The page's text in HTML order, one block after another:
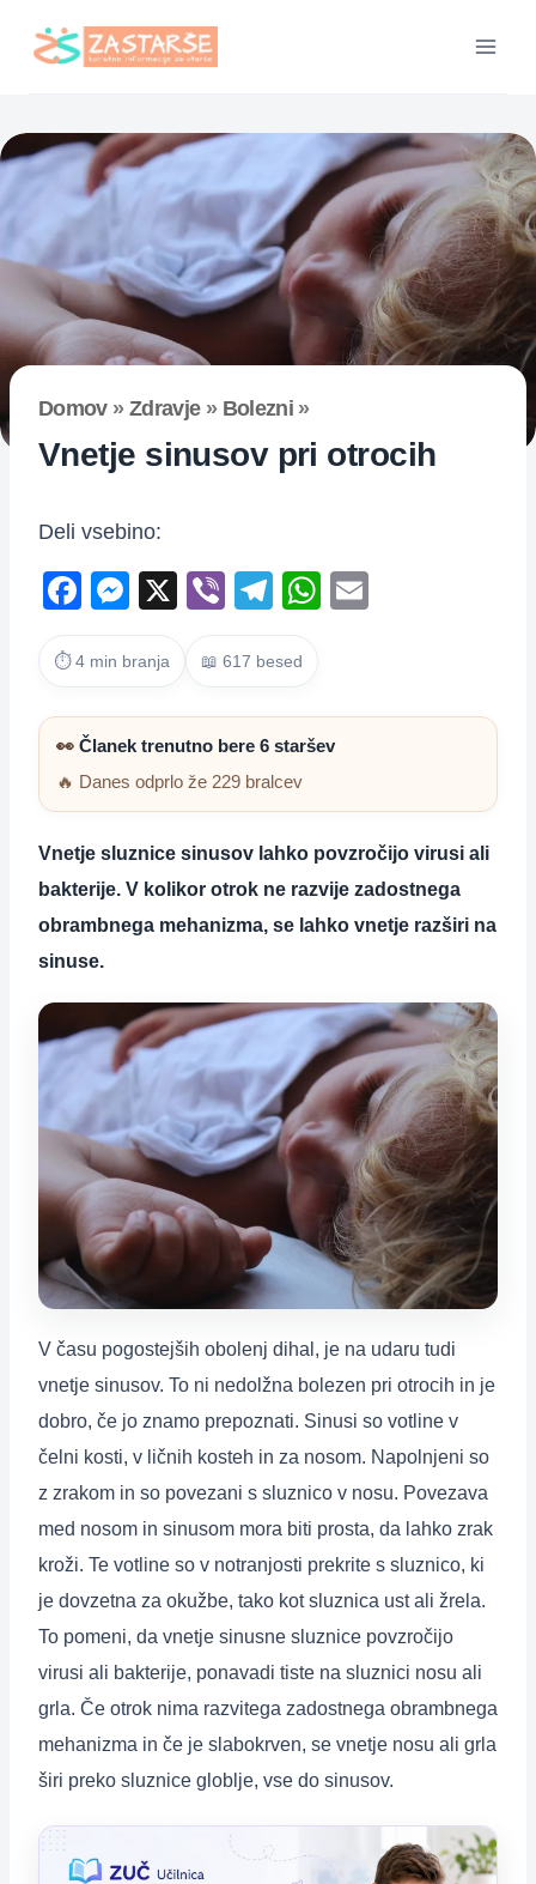
Domov» Zdravje» Bolezni »
Vnetje sinusov pri otrocih
Deli vsebino:
F
a
c
e
b
o
o
k
M
e
ss
e
n
g
er
X
Vi
b
er
T
el
e
gr
a
m
W
s
A
p
⏱ 4 min branja 📖 617 besed
👀 Članek trenutno bere 6 staršev
🔥 Danes odprlo že 229 bralcev
Vnetje sluznice sinusov lahko povzročijo virusi ali
bakterije. V kolikor otrok ne razvije zadostnega
obrambnega mehanizma, se lahko vnetje razširi na
sinuse.
V času pogostejših obolenj dihal, je na udaru tudi
vnetje sinusov. To ni nedolžna bolezen pri otrocih in je
dobro, če jo znamo prepoznati. Sinusi so votline v
čelni kosti, v ličnih kosteh in za nosom. Napolnjeni so
z zrakom in so povezani s sluznico v nosu. Povezava
med nosom in sinusom mora biti prosta, da lahko zrak
kroži. Te votline so v notranjosti prekrite s sluznico, ki
je dovzetna za okužbe, tako kot sluznica ust ali žrela.
To pomeni, da vnetje sinusne sluznice povzročijo
virusi ali bakterije, ponavadi tiste na sluznici nosu ali
grla. Če otrok nima razvitega zadostnega obrambnega
mehanizma in če je slabokrven, se vnetje nosu ali grla
širi preko sluznice globlje, vse do sinusov.